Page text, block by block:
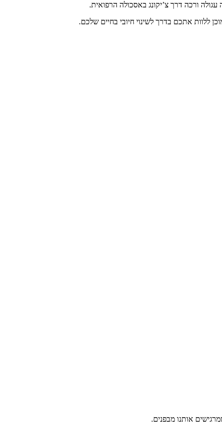
ורכה דרך צ’יקונג באסכולה הרפואית.
ללוות אתכם בדרך לשינוי חיובי בחיים שלכם.
אותנו מבפנים.